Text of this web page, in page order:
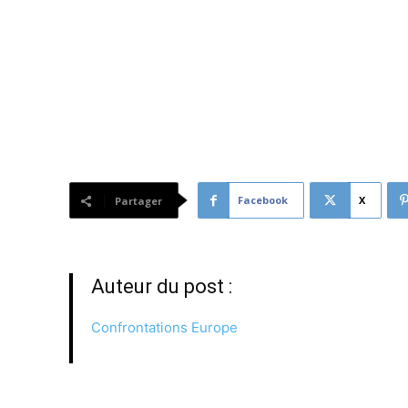
Partager Facebook X
Auteur du post :
Confrontations Europe